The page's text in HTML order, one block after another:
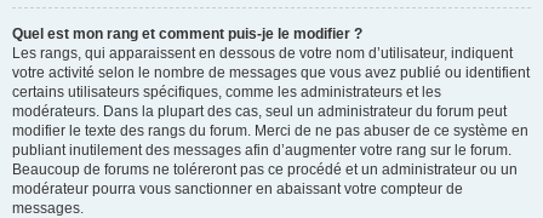
Quel est mon rang et comment puis-je le modifier ?
Les rangs, qui apparaissent en dessous de votre nom d’utilisateur, indiquent
votre activité selon le nombre de messages que vous avez publié ou identifient
certains utilisateurs spécifiques, comme les administrateurs et les
modérateurs. Dans la plupart des cas, seul un administrateur du forum peut
modifier le texte des rangs du forum. Merci de ne pas abuser de ce système en
publiant inutilement des messages afin d’augmenter votre rang sur le forum.
Beaucoup de forums ne toléreront pas ce procédé et un administrateur ou un
modérateur pourra vous sanctionner en abaissant votre compteur de
messages.